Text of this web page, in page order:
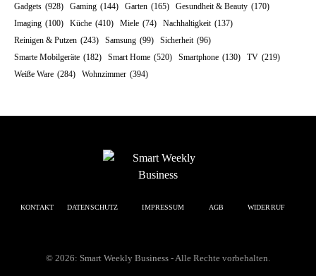
Gadgets (928) Gaming (144) Garten (165) Gesundheit & Beauty (170)
Imaging (100) Küche (410) Miele (74) Nachhaltigkeit (137)
Reinigen & Putzen (243) Samsung (99) Sicherheit (96)
Smarte Mobilgeräte (182) Smart Home (520) Smartphone (130) TV (219)
Weiße Ware (284) Wohnzimmer (394)
KONTAKT DATENSCHUTZ IMPRESSUM AGB WIDERRUF
© 2026: Smart Weekly Business - Alle Rechte vorbehalten.